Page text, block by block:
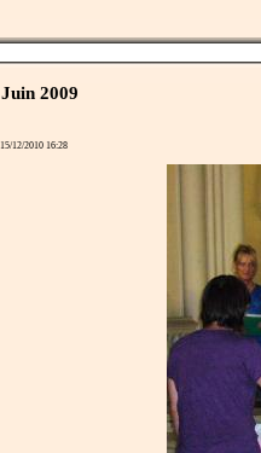
Juin 2009
15/12/2010 16:28